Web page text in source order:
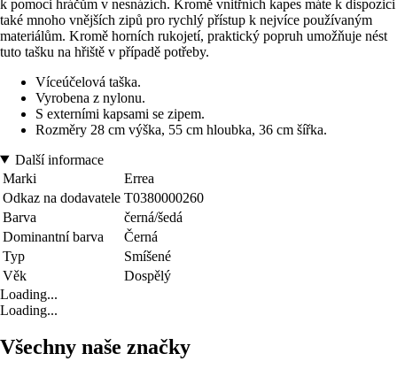
k pomoci hráčům v nesnázích. Kromě vnitřních kapes máte k dispozici
také mnoho vnějších zipů pro rychlý přístup k nejvíce používaným
materiálům. Kromě horních rukojetí, praktický popruh umožňuje nést
tuto tašku na hřiště v případě potřeby.
Víceúčelová taška.
Vyrobena z nylonu.
S externími kapsami se zipem.
Rozměry 28 cm výška, 55 cm hloubka, 36 cm šířka.
Další informace
Marki
Errea
Odkaz na dodavatele T0380000260
Barva
černá/šedá
Dominantní barva
Černá
Typ
Smíšené
Věk
Dospělý
Loading...
Loading...
Všechny naše značky